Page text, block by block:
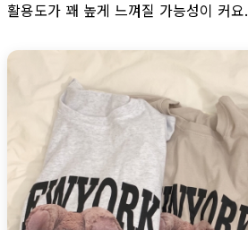
활용도가 꽤 높게 느껴질 가능성이 커요.